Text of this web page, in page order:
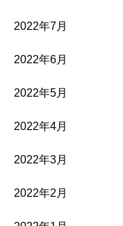
2022年7月
2022年6月
2022年5月
2022年4月
2022年3月
2022年2月